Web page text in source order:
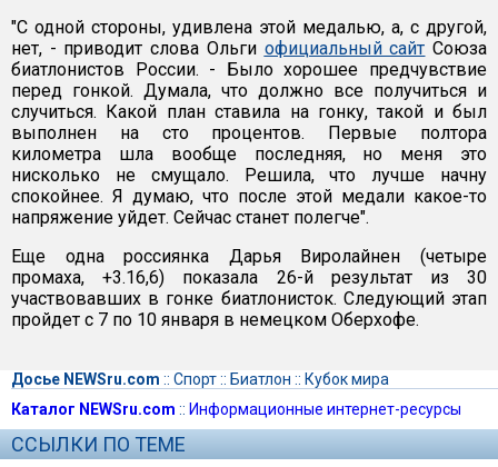
"С одной стороны, удивлена этой медалью, а, с другой,
нет, - приводит слова Ольги официальный сайт Союза
биатлонистов России. - Было хорошее предчувствие
перед гонкой. Думала, что должно все получиться и
случиться. Какой план ставила на гонку, такой и был
выполнен на сто процентов. Первые полтора
километра шла вообще последняя, но меня это
нисколько не смущало. Решила, что лучше начну
спокойнее. Я думаю, что после этой медали какое-то
напряжение уйдет. Сейчас станет полегче".
Еще одна россиянка Дарья Виролайнен (четыре
промаха, +3.16,6) показала 26-й результат из 30
участвовавших в гонке биатлонисток. Следующий этап
пройдет с 7 по 10 января в немецком Оберхофе.
Досье NEWSru.com :: Спорт:: Биатлон :: Кубок мира
Каталог NEWSru.com :: Информационные интернет-ресурсы
ССЫЛКИ ПО ТЕМЕ